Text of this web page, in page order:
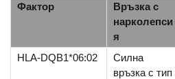
Фактор
Връзка с
нарколепси
я
HLA-DQB1*06:02
Силна
връзка с тип